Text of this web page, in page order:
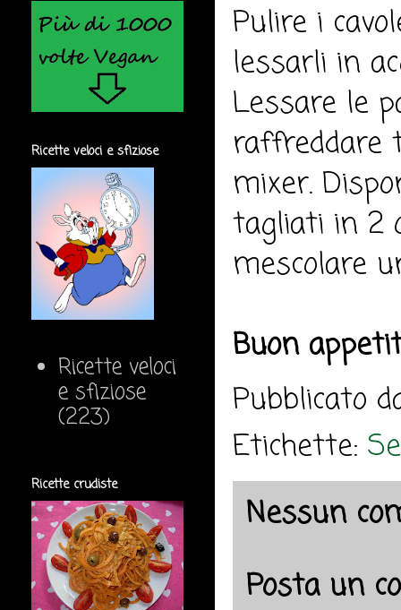
Pulire i
lessarli in
Lessare le
raffreddare
mixer.
tagliati in 2
mescolare
Buon
Pubblicato
Etichette:
Nessun
Posta un
Ricette veloci e sfiziose
Ricette veloci
e sfiziose
(223)
Ricette crudiste